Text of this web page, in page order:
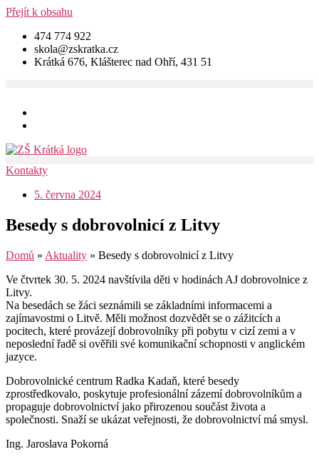
Přejít k obsahu
474 774 922
skola@zskratka.cz
Krátká 676, Klášterec nad Ohří, 431 51
Kontakty
5. června 2024
Besedy s dobrovolnicí z Litvy
Domů » Aktuality » Besedy s dobrovolnicí z Litvy
Ve čtvrtek 30. 5. 2024 navštívila děti v hodinách AJ dobrovolnice z
Litvy.
Na besedách se žáci seznámili se základními informacemi a
zajímavostmi o Litvě. Měli možnost dozvědět se o zážitcích a
pocitech, které provázejí dobrovolníky při pobytu v cizí zemi a v
neposlední řadě si ověřili své komunikační schopnosti v anglickém
jazyce.
Dobrovolnické centrum Radka Kadaň, které besedy
zprostředkovalo, poskytuje profesionální zázemí dobrovolníkům a
propaguje dobrovolnictví jako přirozenou součást života a
společnosti. Snaží se ukázat veřejnosti, že dobrovolnictví má smysl.
Ing. Jaroslava Pokorná